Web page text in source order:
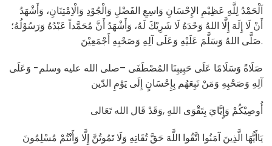
اَلْحَمْدُ لِلَّهِ عَظِيْمِ الإِحْسَانِ وَاسِعِ الفَضْلِ وَالْجُوْدِ وَالْاِمْتِنَانِ، وَأَشْهَدُ
أَنْ لَا إِلَهَ إِلَّا اللهُ وَحْدَهُ لَا شَرِيْكَ لَهُ، وَأَشْهَدُ أَنَّ مُحَمَّداً عَبْدُهُ وَرَسُوْلُهُ؛
صَلَّى اللهُ وَسَلَّمَ عَلَيْهِ وَعَلَى آلِهِ وَصَحْبِهِ أَجْمَعِيْنَ.
صَلَاةً وَسَلَامًا عَلَى حَبِيبِنَا المُصْطَفَى –صلى الله عليه وسلم- وَعَلَى
آلِهِ وَصَحْبِهِ وَمَنْ تَبِعَهُم بِإِحْسَانٍ إِلَى يَوْمِ الدّين
أُوصِيْكُمْ وَإٍيَّايَ بِتَقْوَى اللهِ ,وَقَدْ قَال الله تَعَالى
يَاأَيُّهَا الَّذِينَ آمَنُوا اتَّقُوا اللَّهَ حَقَّ تُقَاتِهِ وَلَا تَمُوتُنَّ إِلَّا وَأَنْتُمْ مُسْلِمُونَ